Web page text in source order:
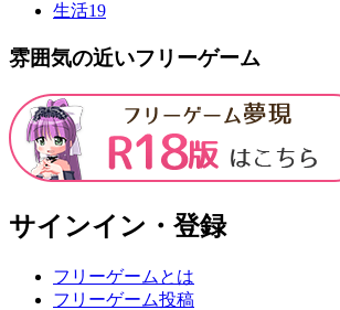
生活19
雰囲気の近いフリーゲーム
サインイン・登録
フリーゲームとは
フリーゲーム投稿